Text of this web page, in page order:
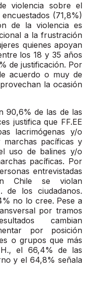
violencia sobre el
(71,8%)
de la violencia es
a la frustración
quienes apoyan
los 18 y 35 años
de justificación. Por
acuerdo o muy de
la ocasión
90,6% de las de las
justifica que FF.EE
lacrimógenas y/o
marchas pacíficas y
uso de balines y/o
pacíficas. Por
entrevistadas
Chile se violan
de los ciudadanos.
no lo cree. Pese a
por tramos
cambian
por posición
o grupos que más
el 66,4% de las
y el 64,8% señala